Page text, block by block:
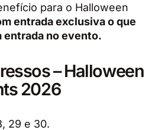
para o Halloween
entrada exclusiva o que
entrada no evento.
– Halloween
2026
29 e 30.